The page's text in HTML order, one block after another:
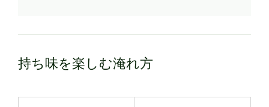
持ち味を楽しむ淹れ方